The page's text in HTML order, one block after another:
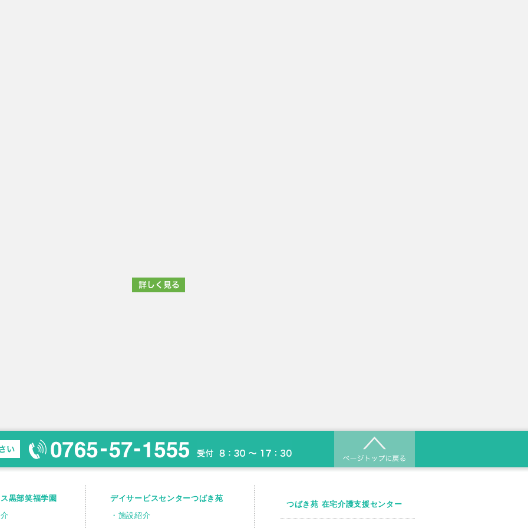
黒部笑福学園
デイサービスセンターつばき苑
・施設紹介
つばき苑 在宅介護支援センター